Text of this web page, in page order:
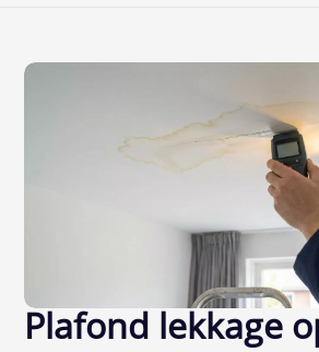
Plafond lekkage